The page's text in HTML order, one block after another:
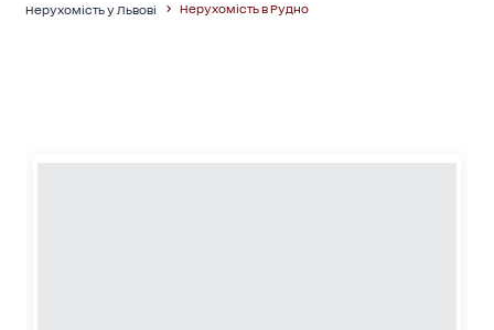
Нерухомість у Львові Нерухомість в Рудно